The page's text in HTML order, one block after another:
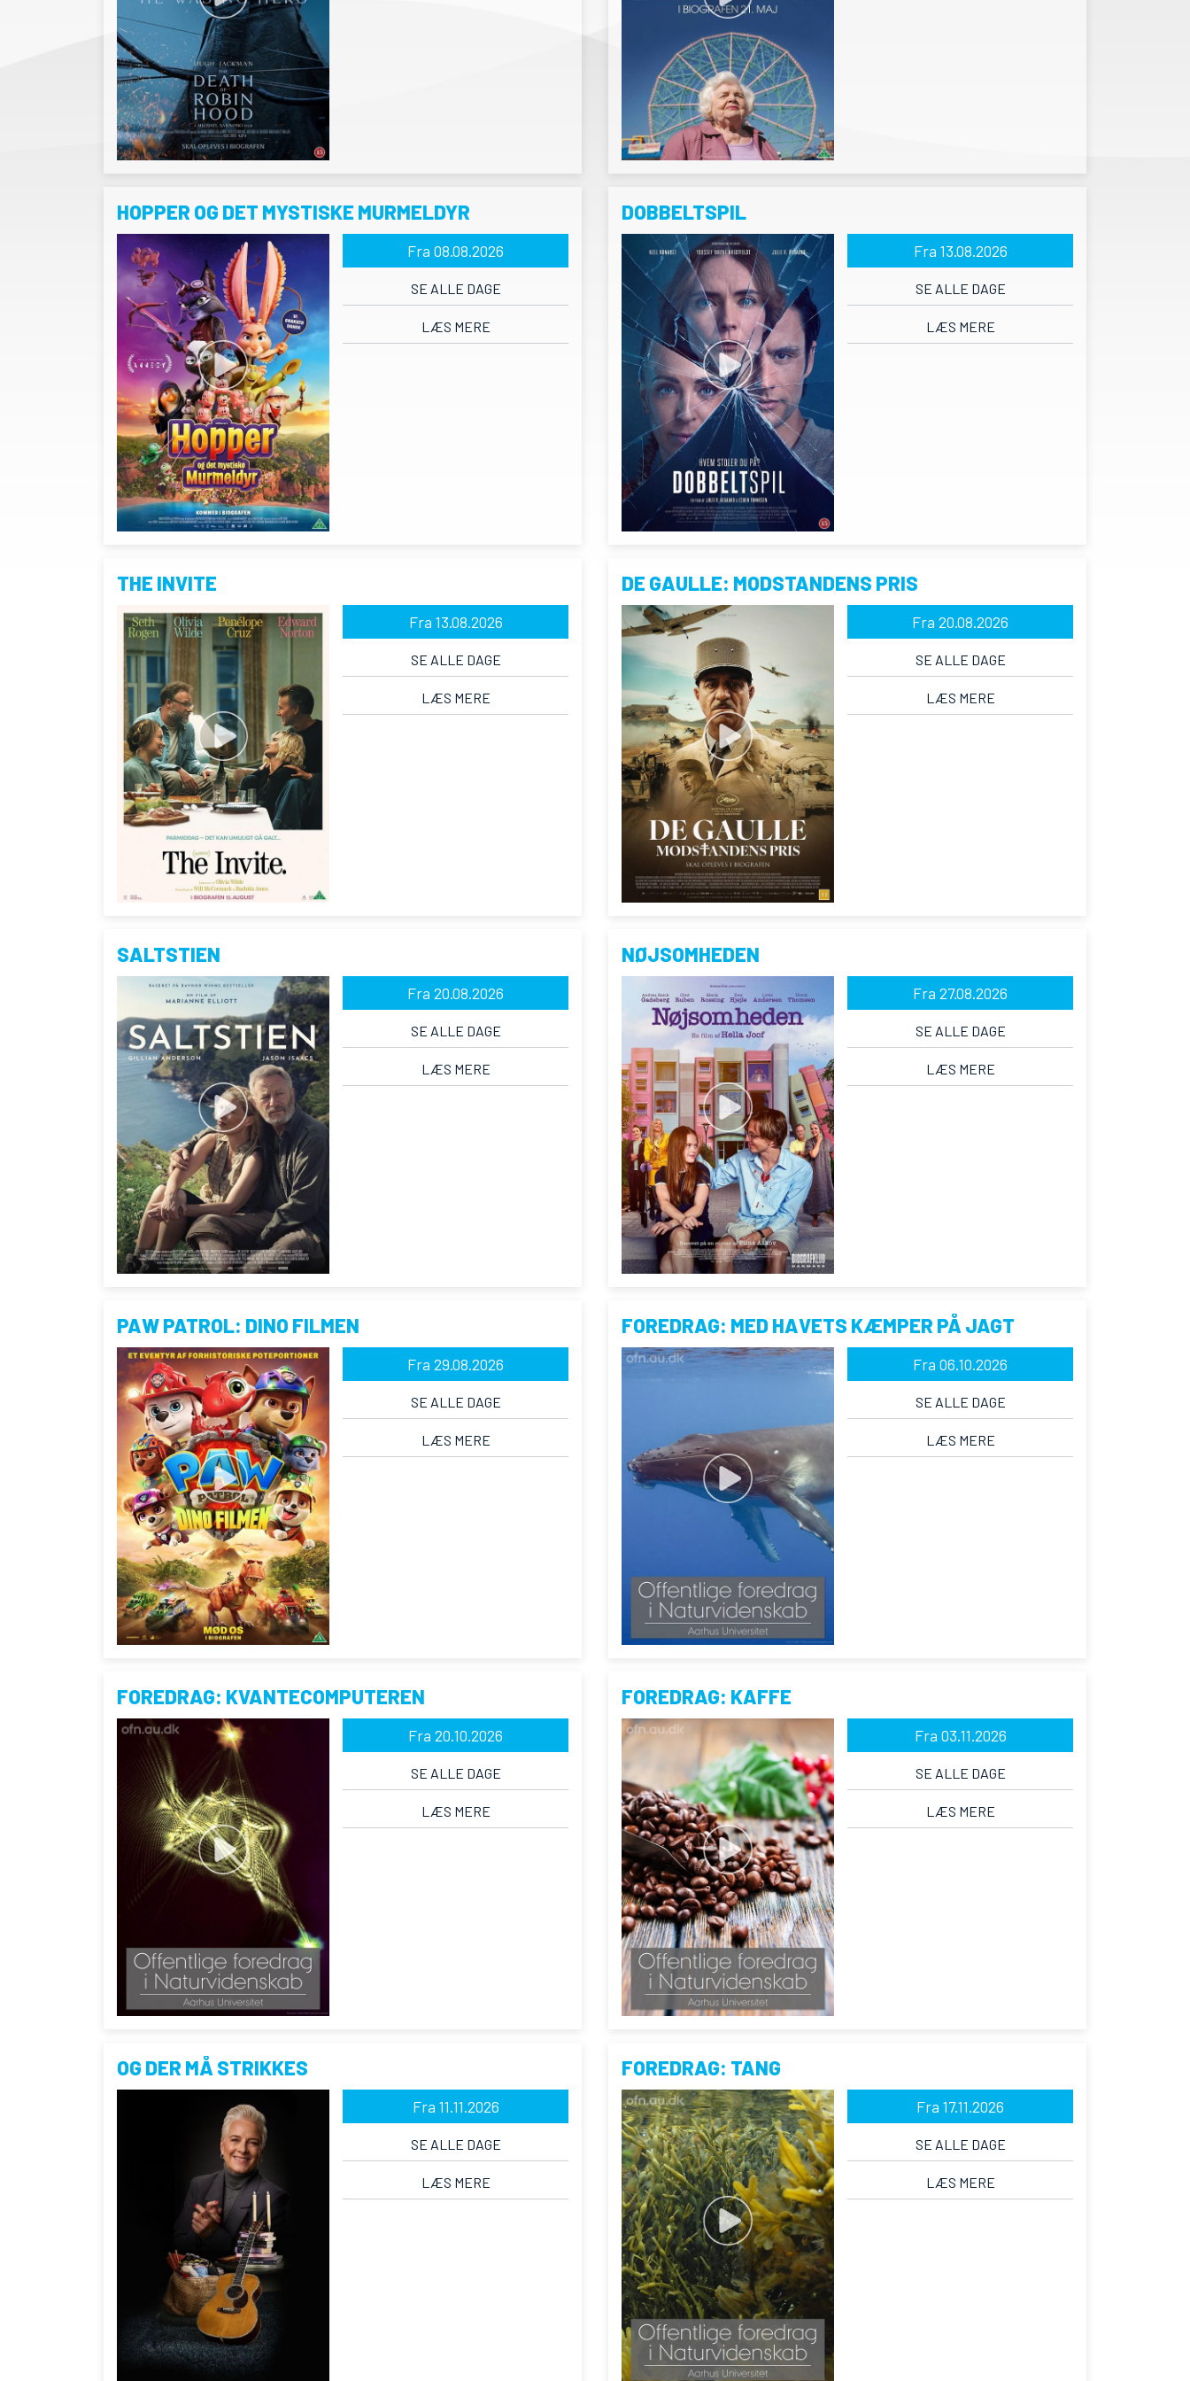
HOPPER OG DET MYSTISKE MURMELDYR
Fra 08.08.2026
SE ALLE DAGE
LÆS MERE
DOBBELTSPIL
Fra 13.08.2026
SE ALLE DAGE
LÆS MERE
THE INVITE
Fra 13.08.2026
SE ALLE DAGE
LÆS MERE
DE GAULLE: MODSTANDENS PRIS
Fra 20.08.2026
SE ALLE DAGE
LÆS MERE
SALTSTIEN
Fra 20.08.2026
SE ALLE DAGE
LÆS MERE
NØJSOMHEDEN
Fra 27.08.2026
SE ALLE DAGE
LÆS MERE
PAW PATROL: DINO FILMEN
Fra 29.08.2026
SE ALLE DAGE
LÆS MERE
FOREDRAG: MED HAVETS KÆMPER PÅ JAGT
Fra 06.10.2026
SE ALLE DAGE
LÆS MERE
FOREDRAG: KVANTECOMPUTEREN
Fra 20.10.2026
SE ALLE DAGE
LÆS MERE
FOREDRAG: KAFFE
Fra 03.11.2026
SE ALLE DAGE
LÆS MERE
OG DER MÅ STRIKKES
Fra 11.11.2026
SE ALLE DAGE
LÆS MERE
FOREDRAG: TANG
Fra 17.11.2026
SE ALLE DAGE
LÆS MERE